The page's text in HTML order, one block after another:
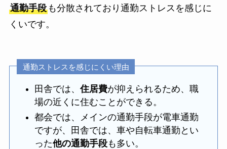
通勤手段も分散されており通勤ストレスを感じに
くいです。
通勤ストレスを感じにくい理由
田舎では、住居費が抑えられるため、職
場の近くに住むことができる。
都会では、メインの通勤手段が電車通勤
ですが、田舎では、車や自転車通勤とい
った他の通勤手段も多い。